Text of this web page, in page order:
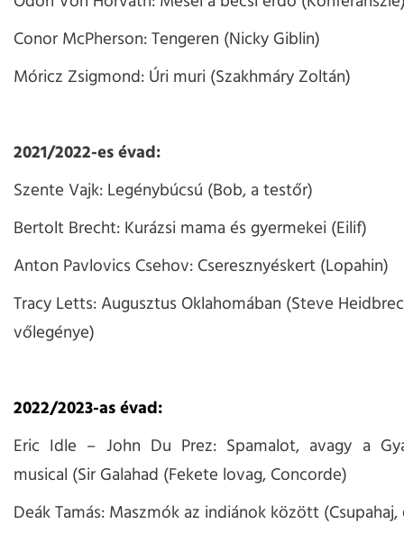
Conor McPherson: Tengeren (Nicky Giblin)
Móricz Zsigmond: Úri muri (Szakhmáry Zoltán)
2021/2022-es évad:
Szente Vajk: Legénybúcsú (Bob, a testőr)
Bertolt Brecht: Kurázsi mama és gyermekei (Eilif)
Anton Pavlovics Csehov: Cseresznyéskert (Lopahin)
Tracy Letts: Augusztus Oklahomában (Steve
vőlegénye)
2022/2023-as évad:
Eric Idle – John Du Prez: Spamalot, avagy a
musical (Sir Galahad (Fekete lovag, Concorde)
Deák Tamás: Maszmók az indiánok között